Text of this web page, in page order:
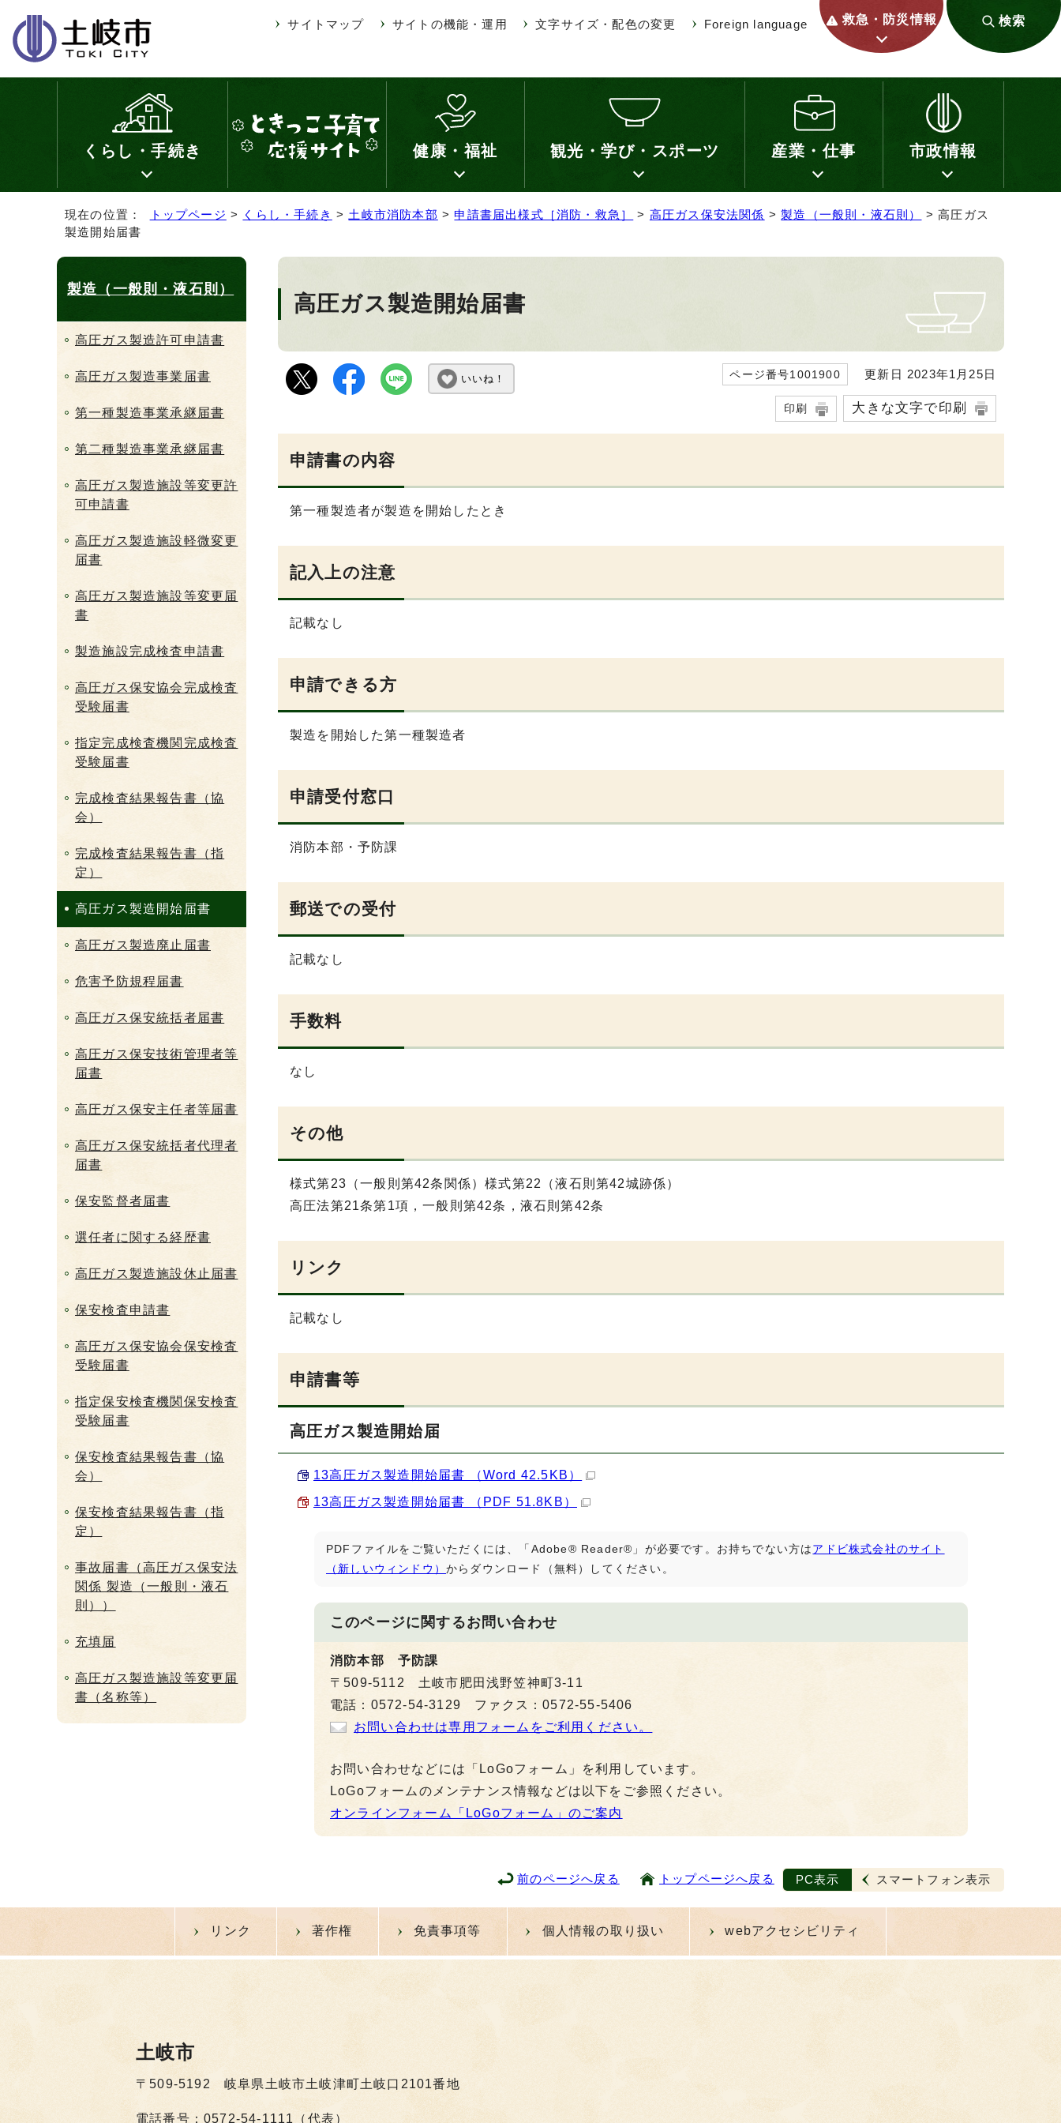
サイトマップ サイトの機能・運用 文字サイズ・配色の変更 Foreign language 救急・防災情報 検索
くらし・手続き 健康・福祉 観光・学び・スポーツ 産業・仕事 市政情報
現在の位置： トップページ > くらし・手続き > 土岐市消防本部 > 申請書届出様式［消防・救急］ > 高圧ガス保安法関係 >製造（一般則・液石則）
> 高圧ガス
製造開始届書
高圧ガス製造開始届書
いいね！ ページ番号1001900 更新日 2023年1月25日
印刷 大きな文字で印刷
申請書の内容
第一種製造者が製造を開始したとき
記入上の注意
記載なし
申請できる方
製造を開始した第一種製造者
申請受付窓口
消防本部・予防課
郵送での受付
記載なし
手数料
なし
その他
様式第23（一般則第42条関係）様式第22（液石則第42城跡係）
高圧法第21条第1項，一般則第42条，液石則第42条
リンク
記載なし
申請書等
高圧ガス製造開始届
13高圧ガス製造開始届書 （Word 42.5KB）
13高圧ガス製造開始届書 （PDF 51.8KB）
PDFファイルをご覧いただくには、「Adobe® Reader®」が必要です。お持ちでない方はアドビ株式会社のサイト
（新しいウィンドウ） からダウンロード（無料）してください。
このページに関するお問い合わせ
消防本部 予防課
〒509-5112 土岐市肥田浅野笠神町3-11
電話：0572-54-3129 ファクス：0572-55-5406
お問い合わせは専用フォームをご利用ください。
お問い合わせなどには「LoGoフォーム」を利用しています。
LoGoフォームのメンテナンス情報などは以下をご参照ください。
オンラインフォーム「LoGoフォーム」のご案内
製造（一般則・液石則）
高圧ガス製造許可申請書
高圧ガス製造事業届書
第一種製造事業承継届書
第二種製造事業承継届書
高圧ガス製造施設等変更許
可申請書
高圧ガス製造施設軽微変更
届書
高圧ガス製造施設等変更届
書
製造施設完成検査申請書
高圧ガス保安協会完成検査
受験届書
指定完成検査機関完成検査
受験届書
完成検査結果報告書（協
会）
完成検査結果報告書（指
定）
高圧ガス製造開始届書
高圧ガス製造廃止届書
危害予防規程届書
高圧ガス保安統括者届書
高圧ガス保安技術管理者等
届書
高圧ガス保安主任者等届書
高圧ガス保安統括者代理者
届書
保安監督者届書
選任者に関する経歴書
高圧ガス製造施設休止届書
保安検査申請書
高圧ガス保安協会保安検査
受験届書
指定保安検査機関保安検査
受験届書
保安検査結果報告書（協
会）
保安検査結果報告書（指
定）
事故届書（高圧ガス保安法
関係 製造（一般則・液石
則））
充填届
高圧ガス製造施設等変更届
書（名称等）
前のページへ戻る トップページへ戻る PC表示 スマートフォン表示
リンク 著作権 免責事項等 個人情報の取り扱い webアクセシビリティ
土岐市
〒509-5192 岐阜県土岐市土岐津町土岐口2101番地
電話番号：0572-54-1111（代表）